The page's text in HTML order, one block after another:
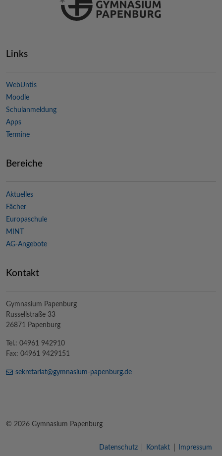
Links
WebUntis
Moodle
Schulanmeldung
Apps
Termine
Bereiche
Aktuelles
Fächer
Europaschule
MINT
AG-Angebote
Kontakt
Gymnasium Papenburg
Russellstraße 33
26871 Papenburg
Tel.: 04961 942910
Fax: 04961 9429151
sekretariat@gymnasium-papenburg.de
© 2026 Gymnasium Papenburg
Datenschutz Kontakt Impressum